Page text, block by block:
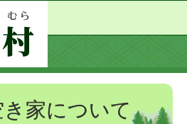
家について